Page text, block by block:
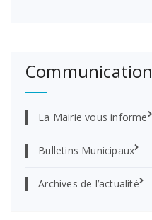
Communication
La Mairie vous informe
Bulletins Municipaux
Archives de l’actualité